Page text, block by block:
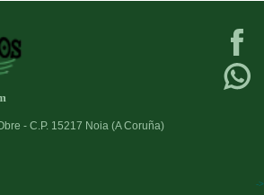
- C.P. 15217 Noia (A Coruña)
->